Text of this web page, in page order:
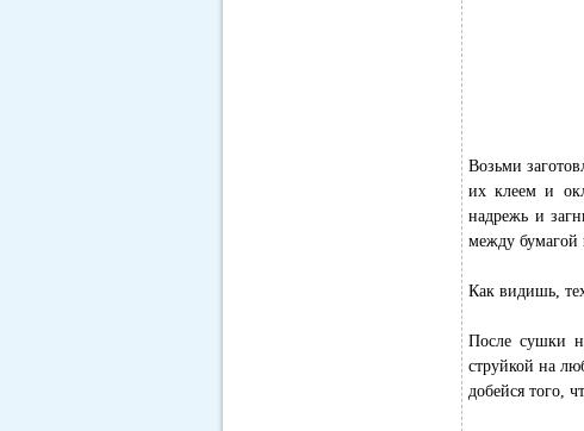
Возьми
их клеем и
надрежь и
между бумагой
Как видишь,
После сушки
струйкой на
добейся того,